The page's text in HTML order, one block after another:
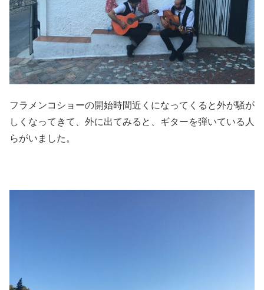
フラメンコショーの開始時間近くになってくると外が騒が
しくなってきて、外に出てみると、ギターを弾いている人
らがいました。